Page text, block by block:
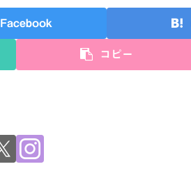
Facebook
コピー